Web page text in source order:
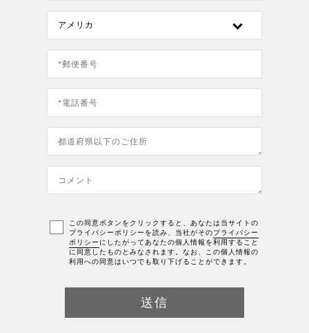
この同意ボタンをクリックすると、あなたは当サイトの
プライバシーポリシーを読み、当社がそのプライバシー
ポリシー にしたがってあなたの個人情報を利用すること
に同意したものとみなされます。なお、この個人情報の
利用への同意はいつでも取り下げることができます。